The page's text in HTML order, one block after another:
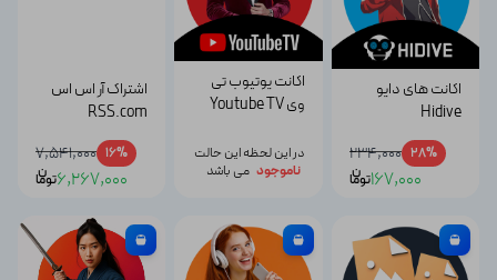
اکانت های دایو
Hidive
28%
234,000
167,000توما
ن
اکانت یوتیوب تی
وی Youtube TV
در این لحظه این حالت
ناموجود می باشد
اشتراک آر اس اس
RSS.com
16%
7,541,000
6,267,000توما
ن